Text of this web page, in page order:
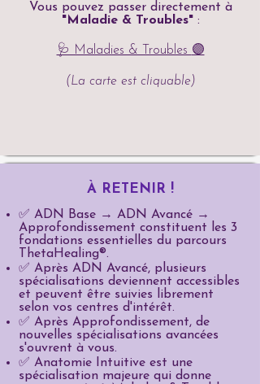
Vous pouvez passer directement à
"Maladie & Troubles":​
🩺 Maladies & Troubles 🟣
(La carte est cliquable)
À RETENIR !
✅ ADN Base → ADN Avancé →
Approfondissement constituent les 3
fondations essentielles du parcours
ThetaHealing®.
✅ Après ADN Avancé, plusieurs
spécialisations deviennent accessibles
et peuvent être suivies librement
selon vos centres d'intérêt.
✅ Après Approfondissement, de
nouvelles spécialisations avancées
s'ouvrent à vous.
✅ Anatomie Intuitive est une
spécialisation majeure qui donne